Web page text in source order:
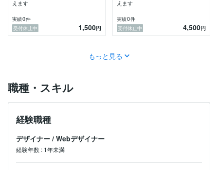
えます
実績0件
受付休止中
1,500円
えます
実績0件
受付休止中
4,500円
もっと見る
職種・スキル
経験職種
デザイナー / Webデザイナー
経験年数 : 1年未満